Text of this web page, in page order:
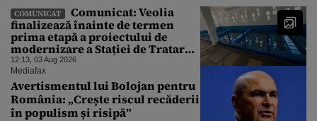
abătut o cupolă de foc”
COMUNICAT
Comunicat: Veolia
finalizează înainte de termen
prima etapă a proiectului de
modernizare a Stației de Tratare a
Apei Potabile Cerbureni
12:13, 03 Aug 2026
Mediafax
Avertismentul lui Bolojan pentru
România: „Crește riscul recăderii
în populism și risipă”